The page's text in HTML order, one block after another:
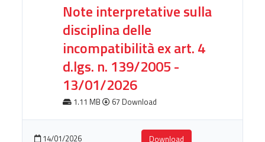
Note interpretative sulla
disciplina delle
incompatibilità ex art. 4
d.lgs. n. 139/2005 -
13/01/2026
1.11 MB 67 Download
14/01/2026 Download